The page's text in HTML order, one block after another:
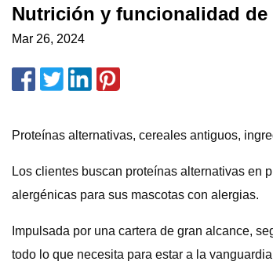
Nutrición y funcionalidad
Mar 26, 2024
Proteínas alternativas, cereales antiguos,
Los clientes buscan proteínas alternativas en
alergénicas para sus mascotas con alergias.
Impulsada por una cartera de gran alcance,
todo lo que necesita para estar a la